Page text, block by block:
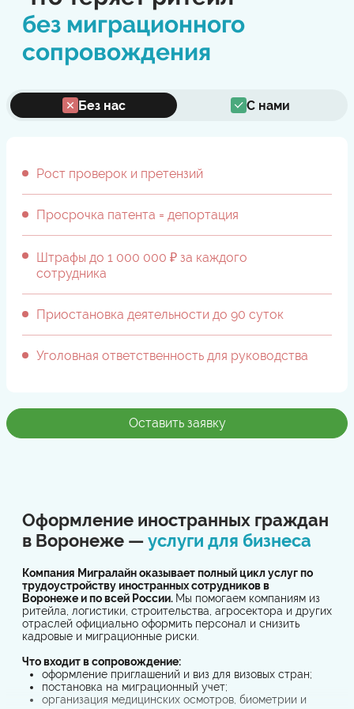
без миграционного
сопровождения
Без нас С нами
Рост проверок и претензий
Просрочка патента = депортация
Штрафы до 1 000 000 ₽ за каждого
сотрудника
Приостановка деятельности до 90 суток
Уголовная ответственность для руководства
Оставить заявку
Оформление иностранных граждан
в Воронеже —услуги для бизнеса
Компания Мигралайн оказывает полный цикл услуг по
трудоустройству иностранных сотрудников в
Воронеже и по всей России. Мы помогаем компаниям из
ритейла, логистики, строительства, агросектора и других
отраслей официально оформить персонал и снизить
кадровые и миграционные риски.
Что входит в сопровождение:
оформление приглашений и виз для визовых стран;
постановка на миграционный учет;
организация медицинских осмотров, биометрии и